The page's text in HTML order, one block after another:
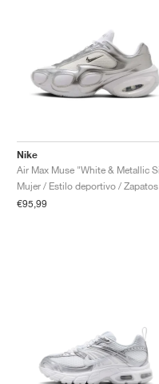
Nike
Mujer / Estilo deportivo / Zapatos
€95,99